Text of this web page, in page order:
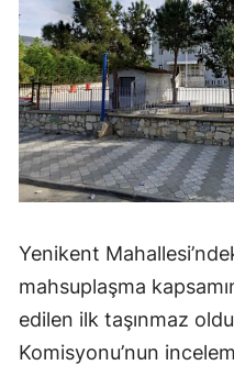
Yenikent
mahsuplaşma
edilen ilk taşınmaz
Komisyonu’nun